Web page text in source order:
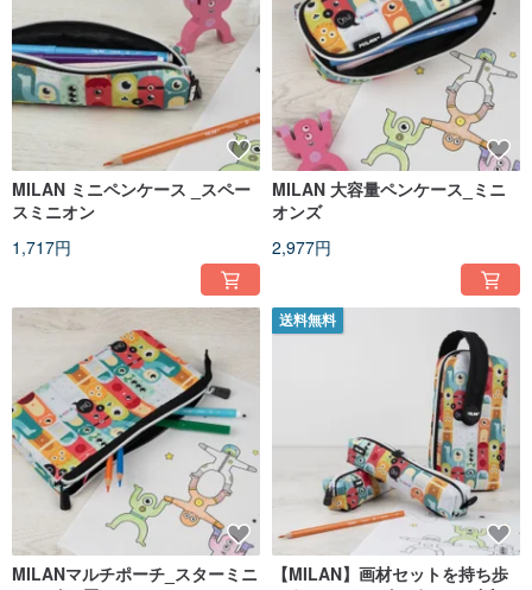
MILAN ミニペンケース _スペー
スミニオン
1,717円
MILAN 大容量ペンケース_ミニ
オンズ
2,977円
MILANマルチポーチ_スターミニ
送料無料
【MILAN】画材セットを持ち歩